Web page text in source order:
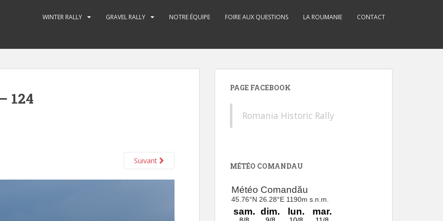
WINTER RALLY GRAVEL RALLY NOTRE ÉQUIPE FOIRE AUX QUESTIONS LA ROUMANIE CONTACT
124
Suivant
PAGE FACEBOOK
Romania Historic Rally
MÉTÉO COMANDAU